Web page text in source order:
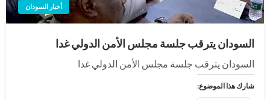
أخبار السودان
السودان يترقب جلسة مجلس الأمن الدولي غدا
السودان يترقب جلسة مجلس الأمن الدولي غدا
شارك هذا الموضوع: